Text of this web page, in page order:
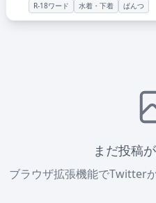
R-18ワード 水着・下着 ぱんつ
まだ投稿
ブラウザ拡張機能でTwitter